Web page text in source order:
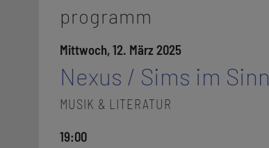
programm
Mittwoch, 12. März 2025
Nexus / Sims im Sinn
MUSIK & LITERATUR
19:00